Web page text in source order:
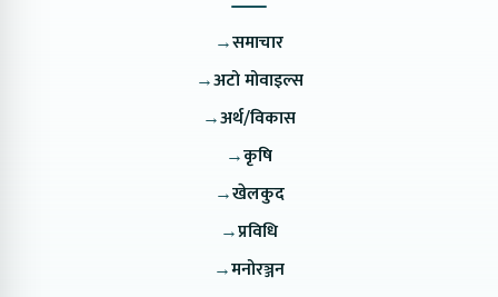
→समाचार
→अटो मोवाइल्स
→अर्थ/विकास
→कृषि
→खेलकुद
→प्रविधि
→मनोरञ्जन